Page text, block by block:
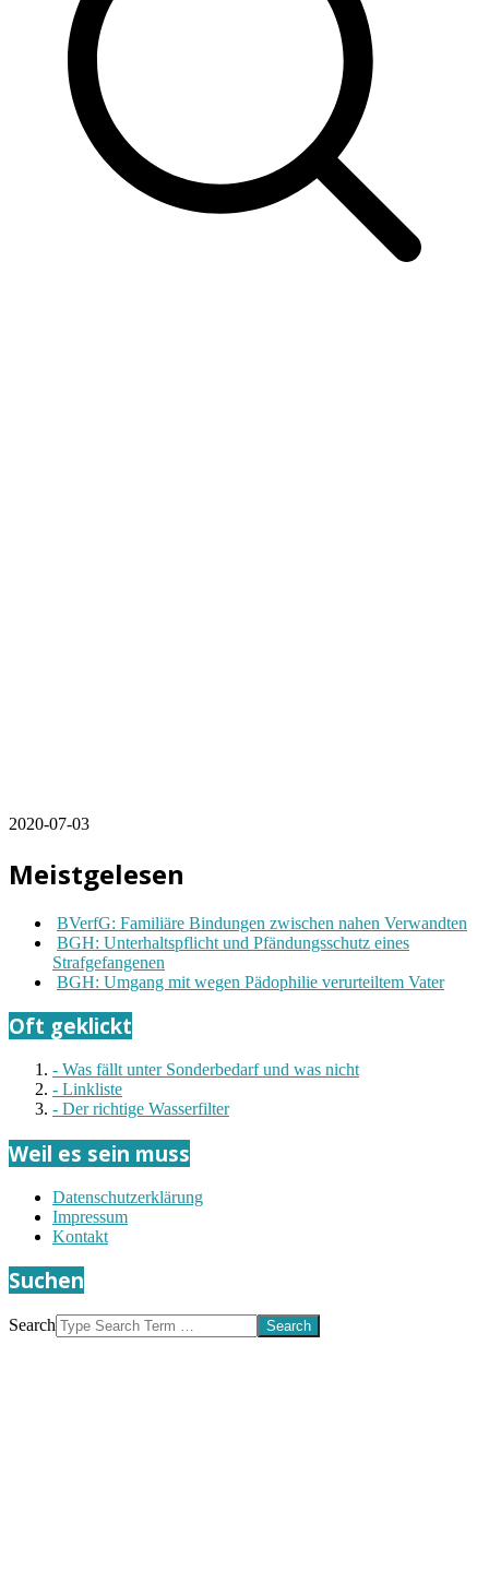
2020-07-03
Meistgelesen
BVerfG: Familiäre Bindungen zwischen nahen Verwandten
BGH: Unterhaltspflicht und Pfändungsschutz eines
Strafgefangenen
BGH: Umgang mit wegen Pädophilie verurteiltem Vater
Oft geklickt
- Was fällt unter Sonderbedarf und was nicht
- Linkliste
- Der richtige Wasserfilter
Weil es sein muss
Datenschutzerklärung
Impressum
Kontakt
Suchen
Search